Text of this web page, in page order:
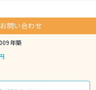
問い合わせ
年築